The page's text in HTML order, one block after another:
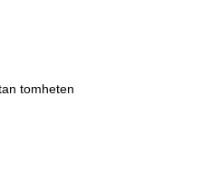
tomheten